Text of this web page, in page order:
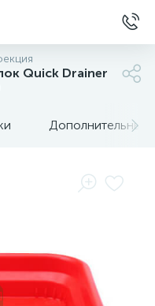
Quick Drainer
Дополнительные